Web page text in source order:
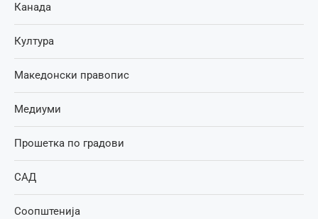
Канада
Култура
Македонски правопис
Медиуми
Прошетка по градови
САД
Соопштенија